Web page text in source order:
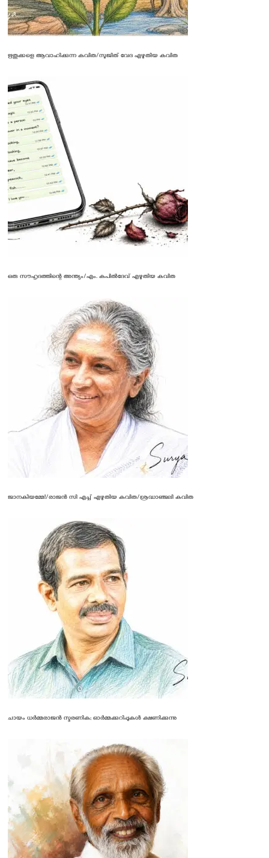
ഋതുക്കളെ ആവാഹിക്കുന്ന കവിത/സുജിത് വേദ എഴുതിയ കവിത
ഒരു സൗഹൃദത്തിന്റെ അന്ത്യം/എം. കപിൽദേവ് എഴുതിയ കവിത
ജാനകിയമ്മേ!/രാജന്‍ സി എച്ച് എഴുതിയ കവിത/ശ്രദ്ധാഞ്ജലി കവിത
ചായം ധർമ്മരാജൻ സ്മരണിക; ഓർമ്മക്കുറിപ്പുകൾ ക്ഷണിക്കുന്നു